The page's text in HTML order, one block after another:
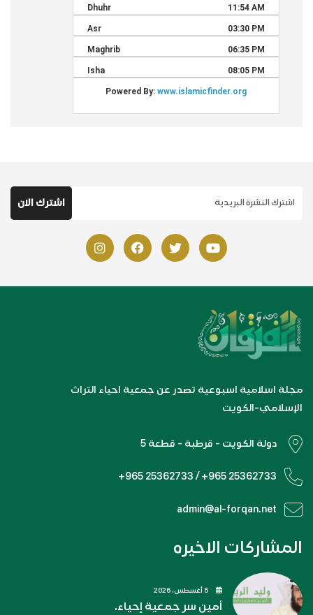
مجلة اسلامية اسبوعية تصدر عن جمعية احياء التراث
الإسلامي-الكويت
دولة الكويت - قرطبة - قطعة 5
+965 25362733 / +965 25362733
admin@al-forqan.net
المشاركات الاخيره
أمين سر جمعية إحياء.